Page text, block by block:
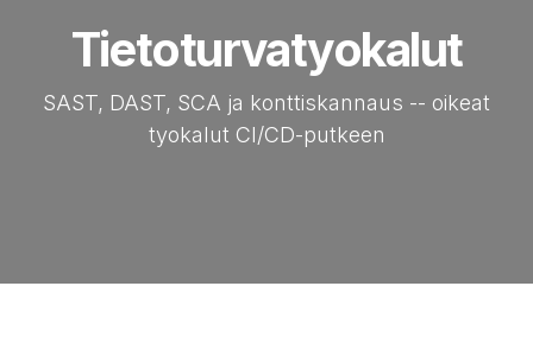
Tietoturvatyokalut
SAST, DAST, SCA ja konttiskannaus -- oikeat
tyokalut CI/CD-putkeen